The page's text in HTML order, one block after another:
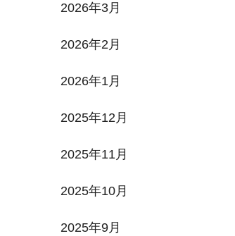
2026年3月
2026年2月
2026年1月
2025年12月
2025年11月
2025年10月
2025年9月